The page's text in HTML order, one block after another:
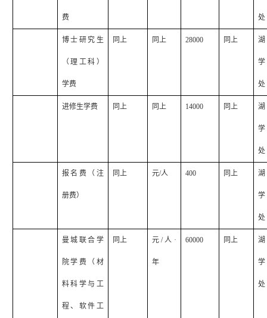
费 处
博士研究生
（理工科）
学费
同上 同上 28000 同上
处
进修生学费 同上 同上 14000 同上
处
报名费（注
册费）
同上 元/人 400 同上
处
曼城联合学
院学费（材
料科学与工
程、软件工
同上 元/人·
年
60000 同上
处